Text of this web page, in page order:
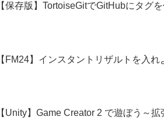
【保存版】TortoiseGitでGitHubにタグ
【FM24】インスタントリザルトを入れ
【Unity】Game Creator 2 で遊ぼう～